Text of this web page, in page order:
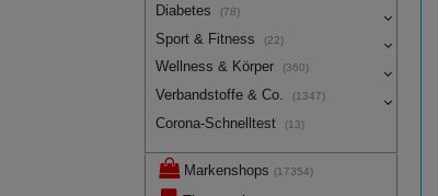
Diabetes (78)
Sport & Fitness (22)
Wellness & Körper (360)
Verbandstoffe & Co. (1347)
Corona-Schnelltest (13)
Markenshops (17354)